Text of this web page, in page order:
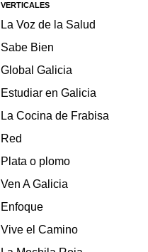
VERTICALES
La Voz de la Salud
Sabe Bien
Global Galicia
Estudiar en Galicia
La Cocina de Frabisa
Red
Plata o plomo
Ven A Galicia
Enfoque
Vive el Camino